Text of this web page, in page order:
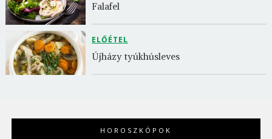
Falafel
ELŐÉTEL
Újházy tyúkhúsleves
HOROSZKÓPOK